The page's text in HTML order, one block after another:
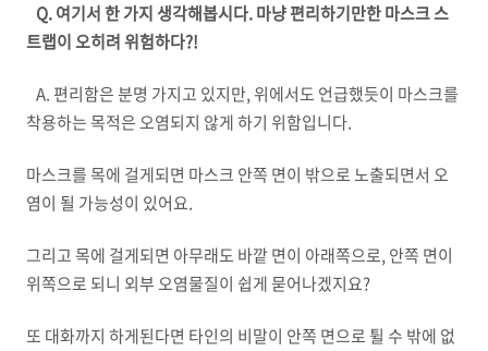
Q. 여기서 한 가지 생각해봅시다. 마냥 편리하기만한 마스크 스
트랩이 오히려 위험하다?!
A. 편리함은 분명 가지고 있지만, 위에서도 언급했듯이 마스크를
착용하는 목적은 오염되지 않게 하기 위함입니다.
마스크를 목에 걸게되면 마스크 안쪽 면이 밖으로 노출되면서 오
염이 될 가능성이 있어요.
그리고 목에 걸게되면 아무래도 바깥 면이 아래쪽으로, 안쪽 면이
위쪽으로 되니 외부 오염물질이 쉽게 묻어나겠지요?
또 대화까지 하게된다면 타인의 비말이 안쪽 면으로 튈 수 밖에 없